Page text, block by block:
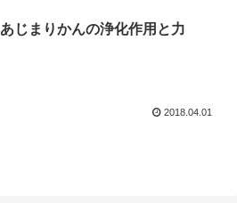
あじまりかんの浄化作用と力
2018.04.01